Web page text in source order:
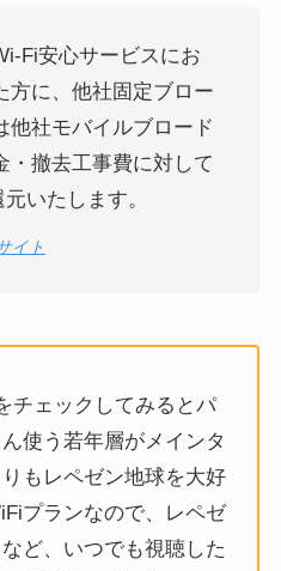
Fi安心サービスにお
方に、他社固定ブロー
他社モバイルブロード
・撤去工事費に対して
元いたします。
イト
チェックしてみるとパ
使う若年層がメインタ
もレペゼン地球を大好
プランなので、レペゼ
ど、いつでも視聴した